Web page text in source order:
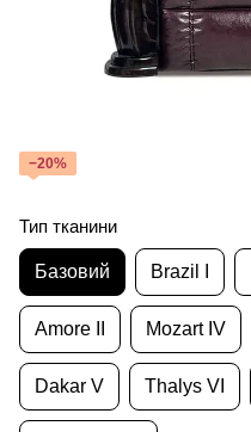
−20%
Тип тканини
Базовий Brazil I
Amore II Mozart IV
Dakar V Thalys VI